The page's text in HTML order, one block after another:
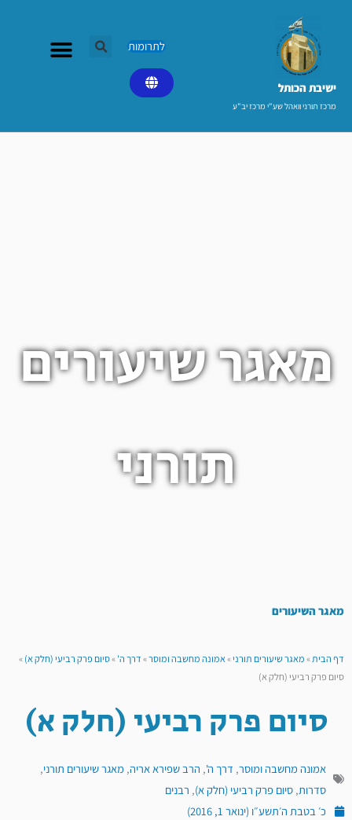
ישיבת הכותל​
מרכז תורני וואהל שע"י מרכז יב"ע
לתרומות
מאגר שיעורים
תורני
מאגר השיעורים
דף הבית»מאגר שיעורים תורני»אמונה מחשבה ומוסר»דרך ה'»סיום פרק רביעי (חלק א)»
סיום פרק רביעי (חלק א)
סיום פרק רביעי (חלק א)
אמונה מחשבה ומוסר, דרך ה', הרב שפירא אריה, מאגר שיעורים תורני,
סדרות, סיום פרק רביעי (חלק א), רבנים
כ׳ בטבת ה׳תשע״ו (ינואר 1, 2016)